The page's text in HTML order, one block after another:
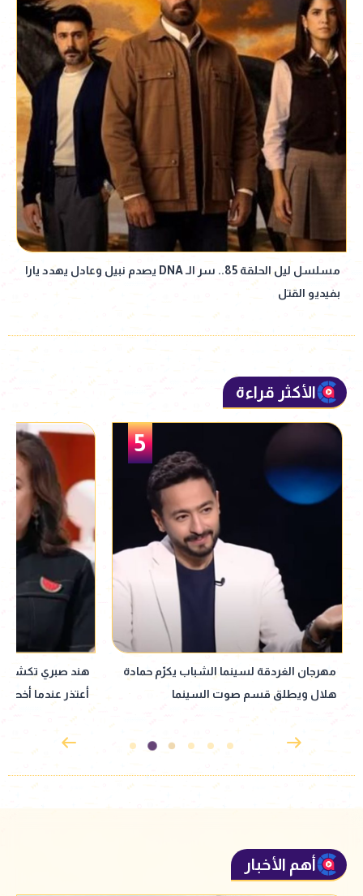
مسلسل ليل الحلقة 85.. سر الـ DNA يصدم نبيل وعادل يهدد يارا
بفيديو القتل
الأكثر قراءة
5
مهرجان الغردقة لسينما الشباب يكرّم حمادة
هلال ويطلق قسم صوت السينما
هند صبري تكشف
أعتذر عندما
أهم الأخبار